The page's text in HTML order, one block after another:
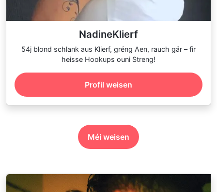
NadineKlierf
54j blond schlank aus Klierf, gréng Aen, rauch gär – fir
heisse Hookups ouni Streng!
Profil weisen
Méi weisen